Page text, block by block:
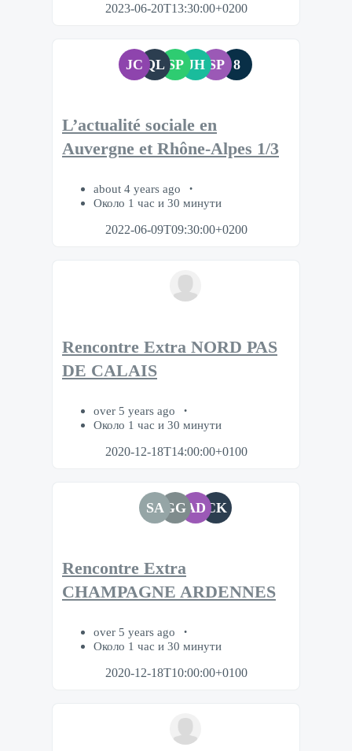
2023-06-20T13:30:00+0200
JC QL SP JH SP 8
L’actualité sociale en
Auvergne et Rhône-Alpes 1/3
about 4 years ago
Около 1 час и 30 минути
2022-06-09T09:30:00+0200
Rencontre Extra NORD PAS
DE CALAIS
over 5 years ago
Около 1 час и 30 минути
2020-12-18T14:00:00+0100
SA GGAD CK
Rencontre Extra
CHAMPAGNE ARDENNES
over 5 years ago
Около 1 час и 30 минути
2020-12-18T10:00:00+0100